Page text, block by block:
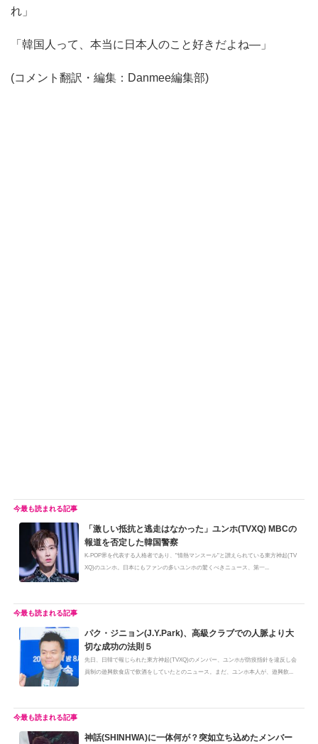
れ」
「韓国人って、本当に日本人のこと好きだよね―」
(コメント翻訳・編集：Danmee編集部)
「激しい抵抗と逃走はなかった」ユンホ(TVXQ) MBCの
報道を否定した韓国警察
K-POP界を代表する人格者であり、"情熱マンスール"と讃えられている東方神起(TV
XQ)のユンホ。日本にもファンの多いユンホの驚くべきニュース、第一...
パク・ジニョン(J.Y.Park)、高級クラブでの人脈より大
切な成功の法則５
先日、日韓で報じられた東方神起(TVXQ)のメンバー、ユンホが防疫指針を違反し会
員制の遊興飲食店で飲酒をしていたとのニュース。まだ、ユンホ本人が、遊興飲...
神話(SHINHWA)に一体何が？突如立ち込めたメンバー